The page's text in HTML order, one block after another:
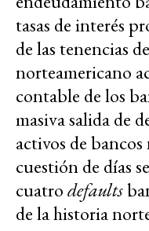
tasas de interés
de las tenencias
norteamericano
contable de los
masiva salida de
activos de
cuestión de días
cuatrodefaults
de la historia